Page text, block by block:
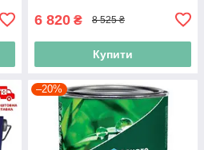
6 820 ₴ 8 525 ₴
Купити
–20%